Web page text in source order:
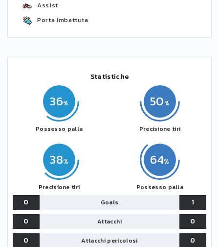
Assist
Porta Imbattuta
Statistiche
36
Possesso palla
38
Precisione tiri
64
Possesso palla
50
Precisione tiri
0 Goals
1
0
Attacchi
0
0
Attacchi pericolosi 0